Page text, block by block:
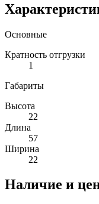
Основные
Кратность отгрузки
1
Габариты
Высота
22
Длина
57
Ширина
22
Наличие и